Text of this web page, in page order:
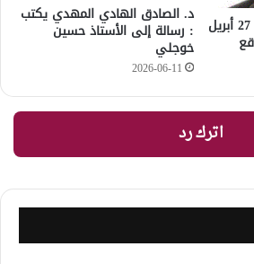
كتب الهندي عزالدين يوم 27 أبريل د. الصادق الهادي المهدي يكتب
: رسالة إلى الأستاذ حسين
خوجلي
2026-06-11
اترك رد